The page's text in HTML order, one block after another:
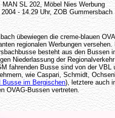
MAN SL 202, Möbel Nies Werbung
- 14.29 Uhr, ZOB Gummersbach
übewiegen die creme-blauen
regionalen Werbungen versehen.
besteht aus den Bussen
Niederlassung der
fahrenden Busse sind von der VBL
wie Caspari, Schmidt,
Busse im Bergischen), letztere auch
OVAG-Bussen vertreten.